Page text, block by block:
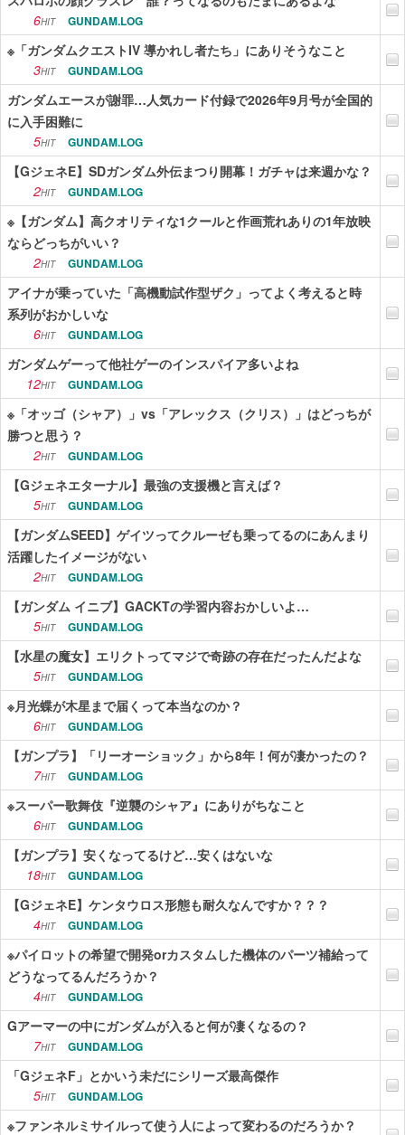
6HIT GUNDAM.LOG
※「ガンダムクエストIV 導かれし者たち」にありそうなこと
3HIT GUNDAM.LOG
ガンダムエースが謝罪…人気カード付録で2026年9月号が全国的
に入手困難に
5HIT GUNDAM.LOG
【GジェネE】SDガンダム外伝まつり開幕！ガチャは来週かな？
2HIT GUNDAM.LOG
※【ガンダム】高クオリティな1クールと作画荒れありの1年放映
ならどっちがいい？
2HIT GUNDAM.LOG
アイナが乗っていた「高機動試作型ザク」ってよく考えると時
系列がおかしいな
6HIT GUNDAM.LOG
ガンダムゲーって他社ゲーのインスパイア多いよね
12HIT GUNDAM.LOG
※「オッゴ（シャア）」vs「アレックス（クリス）」はどっちが
勝つと思う？
2HIT GUNDAM.LOG
【Gジェネエターナル】最強の支援機と言えば？
5HIT GUNDAM.LOG
【ガンダムSEED】ゲイツってクルーゼも乗ってるのにあんまり
活躍したイメージがない
2HIT GUNDAM.LOG
【ガンダム イニブ】GACKTの学習内容おかしいよ…
5HIT GUNDAM.LOG
【水星の魔女】エリクトってマジで奇跡の存在だったんだよな
5HIT GUNDAM.LOG
※月光蝶が木星まで届くって本当なのか？
6HIT GUNDAM.LOG
【ガンプラ】「リーオーショック」から8年！何が凄かったの？
7HIT GUNDAM.LOG
※スーパー歌舞伎『逆襲のシャア』にありがちなこと
6HIT GUNDAM.LOG
【ガンプラ】安くなってるけど…安くはないな
18HIT GUNDAM.LOG
【GジェネE】ケンタウロス形態も耐久なんですか？？？
4HIT GUNDAM.LOG
※パイロットの希望で開発orカスタムした機体のパーツ補給って
どうなってるんだろうか？
4HIT GUNDAM.LOG
Gアーマーの中にガンダムが入ると何が凄くなるの？
7HIT GUNDAM.LOG
「GジェネF」とかいう未だにシリーズ最高傑作
5HIT GUNDAM.LOG
※ファンネルミサイルって使う人によって変わるのだろうか？